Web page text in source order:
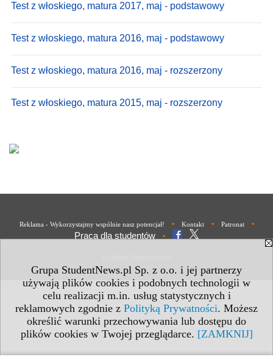
Grupa StudentNews.pl Sp. z o.o. i jej partnerzy
używają plików cookies i podobnych technologii w
celu realizacji m.in. usług statystycznych i
reklamowych zgodnie z Polityką Prywatności. Możesz
określić warunki przechowywania lub dostępu do
plików cookies w Twojej przeglądarce. [ZAMKNIJ]
Test z włoskiego, matura 2017, maj - podstawowy
Test z włoskiego, matura 2016, maj - podstawowy
Test z włoskiego, matura 2016, maj - rozszerzony
Test z włoskiego, matura 2015, maj - rozszerzony
Reklama - Wykorzystajmy wspólnie nasz potencjał! • Kontakt • Patronat •
Praca dla studentów •